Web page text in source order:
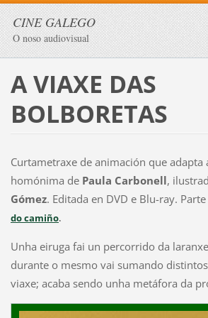
CINE GALEGO
O noso audiovisual
A VIAXE DAS
BOLBORETAS
Curtametraxe de animación que adapta
homónima de Paula Carbonell,
Gómez. Editada en DVD e Blu-ray.
do camiño.
Unha eiruga fai un percorrido da
durante o mesmo vai sumando
viaxe; acaba sendo unha metáfora da